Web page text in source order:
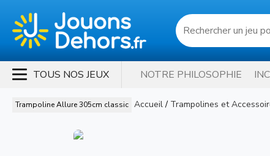
TOUS NOS JEUX NOTRE PHILOSOPHIE
Trampoline Allure 305cm classic Accueil/ Trampolines et